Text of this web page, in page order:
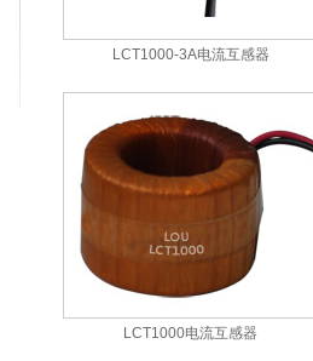
LCT1000-3A电流互感器
LCT1000电流互感器